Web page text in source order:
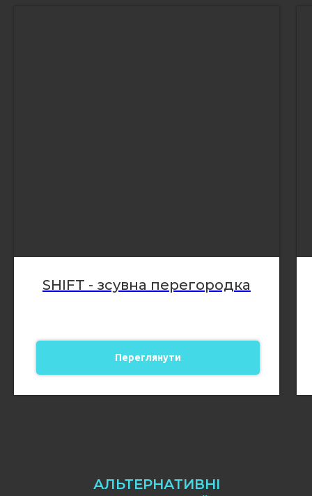
SHIFT - зсувна перегородка
Переглянути
АЛЬТЕРНАТИВНІ